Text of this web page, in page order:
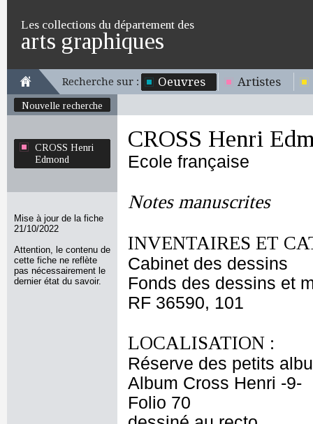
Les collections du département des
arts graphiques
Recherche sur : Oeuvres Artistes
Nouvelle recherche
CROSS Henri
Edmond
Mise à jour de la fiche
21/10/2022
Attention, le contenu de
cette fiche ne reflète
pas nécessairement le
dernier état du savoir.
CROSS Henri
Ecole française
Notes manuscrites
INVENTAIRES ET
Cabinet des dessins
Fonds des dessins et
RF 36590, 101
LOCALISATION :
Réserve des petits
Album Cross Henri -9-
Folio 70